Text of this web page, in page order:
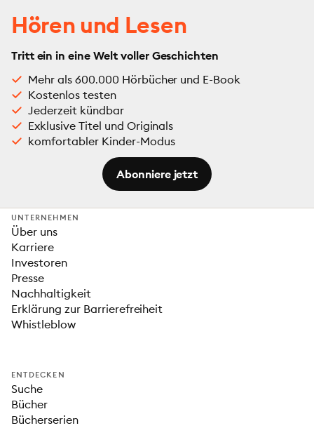
Hören und Lesen
Tritt ein in eine Welt voller Geschichten
Mehr als 600.000 Hörbücher und E-Book
Kostenlos testen
Jederzeit kündbar
Exklusive Titel und Originals
komfortabler Kinder-Modus
Abonniere jetzt
UNTERNEHMEN
Über uns
Karriere
Investoren
Presse
Nachhaltigkeit
Erklärung zur Barrierefreiheit
Whistleblow
ENTDECKEN
Suche
Bücher
Bücherserien